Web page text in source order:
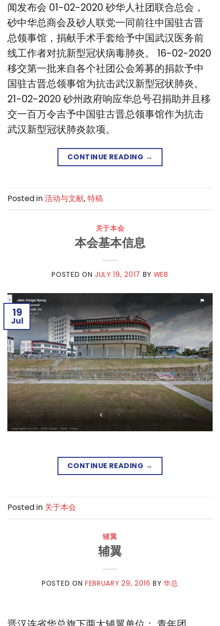
闻发布会 01-02-2020 砂华人社团联合总会，
砂中华总商会及砂人联党一同前往中国驻古晋
总领事馆，捐献手术手套给予中国武汉医务前
线工作者对抗新型冠状病毒肺炎。 16-02-2020
移交第一批来自各个社团公会筹募的捐款予中
国驻古晋总领事馆为抗击武汉新型冠状肺炎。
21-02-2020 砂州政府响应华总号召捐助并且移
交一百万令吉予中国驻古晋总领事馆作为抗击
武汉新型冠状肺炎款项。
CONTINUE READING →
Posted in活动与文献,特稿
关于本会
本会基本信息
POSTED ONJULY 19, 2017 BY WEB
19
Jul
CONTINUE READING →
Posted in 关于本会
辅翼
辅翼
POSTED ON FEBRUARY 29, 2016 BY华总